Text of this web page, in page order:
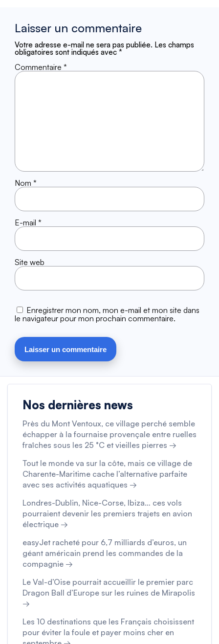
Laisser un commentaire
Votre adresse e-mail ne sera pas publiée. Les champs
obligatoires sont indiqués avec *
Commentaire *
Nom *
E-mail *
Site web
Enregistrer mon nom, mon e-mail et mon site dans
le navigateur pour mon prochain commentaire.
Nos dernières news
Près du Mont Ventoux, ce village perché semble
échapper à la fournaise provençale entre ruelles
fraîches sous les 25 °C et vieilles pierres →
Tout le monde va sur la côte, mais ce village de
Charente-Maritime cache l’alternative parfaite
avec ses activités aquatiques →
Londres-Dublin, Nice-Corse, Ibiza… ces vols
pourraient devenir les premiers trajets en avion
électrique →
easyJet racheté pour 6,7 milliards d’euros, un
géant américain prend les commandes de la
compagnie →
Le Val-d’Oise pourrait accueillir le premier parc
Dragon Ball d’Europe sur les ruines de Mirapolis
→
Les 10 destinations que les Français choisissent
pour éviter la foule et payer moins cher en